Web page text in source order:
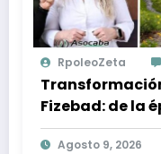
RpoleoZeta
Fizebad: de la
Centro
Agosto 9, 2026